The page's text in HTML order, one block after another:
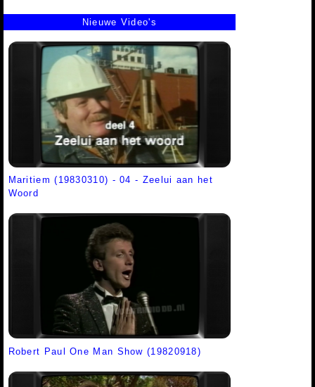
Nieuwe Video's
Maritiem (19830310) - 04 - Zeelui aan het
Woord
Robert Paul One Man Show (19820918)